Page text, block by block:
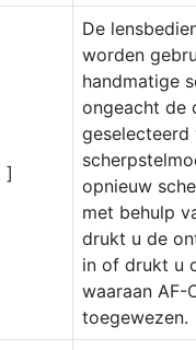
]
De
worden
handmatige
ongeacht de
geselecteerd
opnieuw
met behulp
drukt u de
in of drukt u
waaraan AF-
toegewezen.